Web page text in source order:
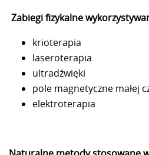
Zabiegi fizykalne
krioterapia
laseroterapia
ultradźwięki
pole magnetyczne małej
elektroterapia